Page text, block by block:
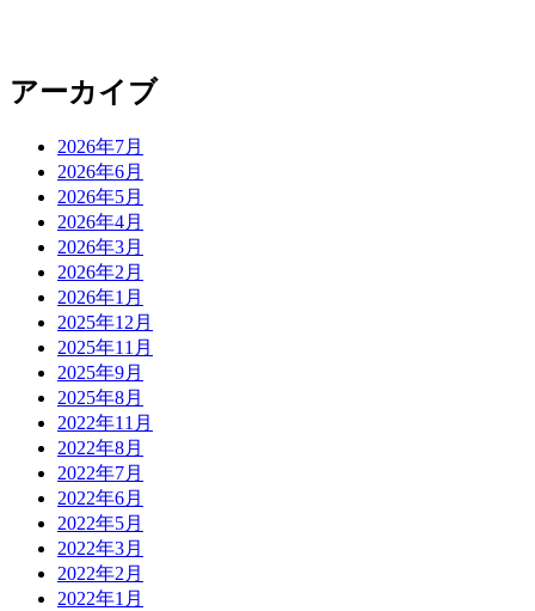
アーカイブ
2026年7月
2026年6月
2026年5月
2026年4月
2026年3月
2026年2月
2026年1月
2025年12月
2025年11月
2025年9月
2025年8月
2022年11月
2022年8月
2022年7月
2022年6月
2022年5月
2022年3月
2022年2月
2022年1月